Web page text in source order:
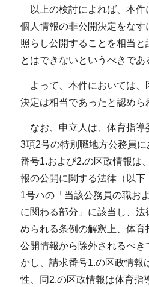
以上の検討によれば、本件
個人情報の非公開決定をなす
照らし公開することを相当と
とはできないというべきであ
よって、本件においては、
決定は相当であったと認めら
なお、申立人は、体育指導
3項2号の特別職地方公務員
番号1.および2.の区政情報は
報の公開に関する法律（以
1号ハの「当該公務員の職お
に関わる部分」に該当し、
められる条例の解釈上、体
公開情報から除外されるべき
かし、請求番号1.の区政情報
性、同2.の区政情報は体育指